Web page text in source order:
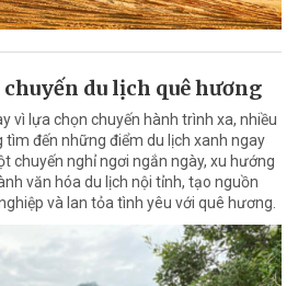
du lịch quê hương
vì lựa chọn chuyến hành trình xa, nhiều
tìm đến những điểm du lịch xanh ngay
chuyến nghỉ ngơi ngắn ngày, xu hướng
văn hóa du lịch nội tỉnh, tạo nguồn
và lan tỏa tình yêu với quê hương.